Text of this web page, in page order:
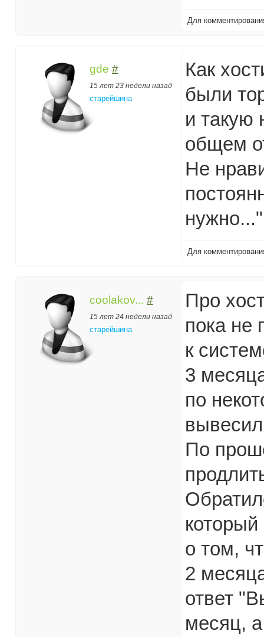
Для
gde #
15 лет 23 недели назад
старейшина
Как
были
и такую
общем
Не
Для
coolakov... #
15 лет 24 недели назад
старейшина
Про
пока не
к
3
по
По
о том,
2
ответ
месяц,